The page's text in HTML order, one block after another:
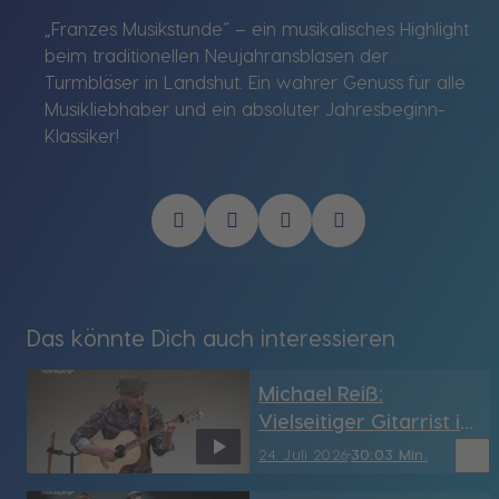
„Franzes Musikstunde“ – ein musikalisches Highlight
beim traditionellen Neujahransblasen der
Turmbläser in Landshut. Ein wahrer Genuss für alle
Musikliebhaber und ein absoluter Jahresbeginn-
Klassiker!
Das könnte Dich auch interessieren
24. Juli 202630:03 Min.
Michael Reiß:
Vielseitiger Gitarrist im
Kapuziner-Stadl